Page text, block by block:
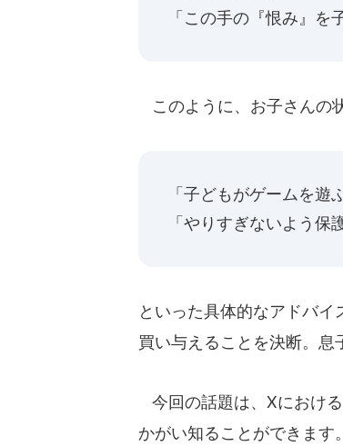
「この手の『恨み』を
このように、お子さんの
「子どもがゲームを遊
「やりすぎないよう保
といった具体的なアドバ
買い与えることを決断。息
今回の話題は、Xにおけ
かがい知ることができます。